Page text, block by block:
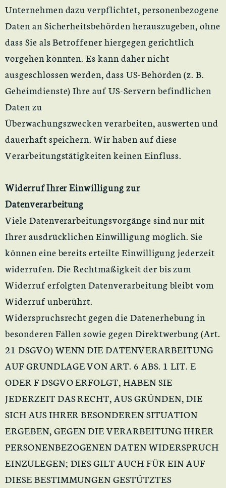
Unternehmen dazu verpflichtet, personenbezogene
Daten an Sicherheitsbehörden herauszugeben, ohne
dass Sie als Betroffener hiergegen gerichtlich
vorgehen könnten. Es kann daher nicht
ausgeschlossen werden, dass US-Behörden (z. B.
Geheimdienste) Ihre auf US-Servern befindlichen
Daten zu
Überwachungszwecken verarbeiten, auswerten und
dauerhaft speichern. Wir haben auf diese
Verarbeitungstätigkeiten keinen Einfluss.
Widerruf Ihrer Einwilligung zur
Datenverarbeitung
Viele Datenverarbeitungsvorgänge sind nur mit
Ihrer ausdrücklichen Einwilligung möglich. Sie
können eine bereits erteilte Einwilligung jederzeit
widerrufen. Die Rechtmäßigkeit der bis zum
Widerruf erfolgten Datenverarbeitung bleibt vom
Widerruf unberührt.
Widerspruchsrecht gegen die Datenerhebung in
besonderen Fällen sowie gegen Direktwerbung (Art.
21 DSGVO) WENN DIE DATENVERARBEITUNG
AUF GRUNDLAGE VON ART. 6 ABS. 1 LIT. E
ODER F DSGVO ERFOLGT, HABEN SIE
JEDERZEIT DAS RECHT, AUS GRÜNDEN, DIE
SICH AUS IHRER BESONDEREN SITUATION
ERGEBEN, GEGEN DIE VERARBEITUNG IHRER
PERSONENBEZOGENEN DATEN WIDERSPRUCH
EINZULEGEN; DIES GILT AUCH FÜR EIN AUF
DIESE BESTIMMUNGEN GESTÜTZTES